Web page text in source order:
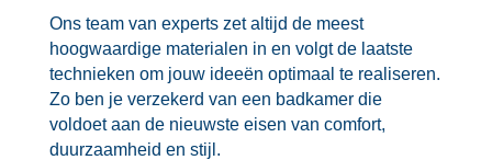
Ons team van experts zet altijd de meest
hoogwaardige materialen in en volgt de laatste
technieken om jouw ideeën optimaal te realiseren.​
Zo ben je verzekerd van een badkamer die
voldoet aan de nieuwste eisen van comfort,
duurzaamheid en stijl.​